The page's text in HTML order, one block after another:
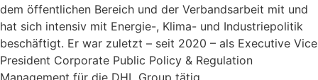
dem öffentlichen Bereich und der Verbandsarbeit mit und
hat sich intensiv mit Energie-, Klima- und Industriepolitik
beschäftigt. Er war zuletzt – seit 2020 – als Executive Vice
President Corporate Public Policy & Regulation
Management für die DHL Group tätig.